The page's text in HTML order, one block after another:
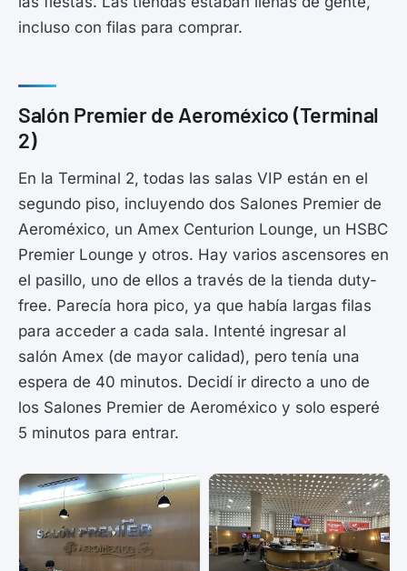
incluso con filas para comprar.
Salón Premier de Aeroméxico (Terminal
2)
En la Terminal 2, todas las salas VIP están en el
segundo piso, incluyendo dos Salones Premier de
Aeroméxico, un Amex Centurion Lounge, un HSBC
Premier Lounge y otros. Hay varios ascensores en
el pasillo, uno de ellos a través de la tienda duty-
free. Parecía hora pico, ya que había largas filas
para acceder a cada sala. Intenté ingresar al
salón Amex (de mayor calidad), pero tenía una
espera de 40 minutos. Decidí ir directo a uno de
los Salones Premier de Aeroméxico y solo esperé
5 minutos para entrar.